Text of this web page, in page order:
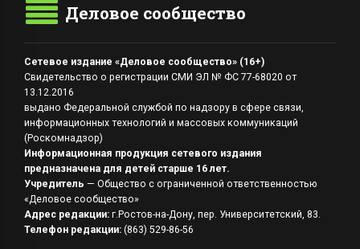
Деловое сообщество
Сетевое издание «Деловое сообщество» (16+)
Свидетельство о регистрации СМИ ЭЛ № ФС 77-68020 от
13.12.2016
выдано Федеральной службой по надзору в сфере связи,
информационных технологий и массовых коммуникаций
(Роскомнадзор)
Информационная продукция сетевого издания
предназначена для детей старше 16 лет.
Учредитель — Общество с ограниченной ответственностью
«Деловое сообщество»
Адрес редакции: г.Ростов-на-Дону, пер. Университетский, 83.
Телефон редакции: (863) 529-86-56